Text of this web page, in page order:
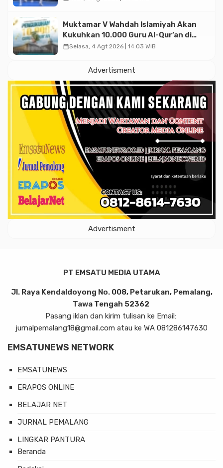
Muktamar V Wahdah Islamiyah Akan
Kukuhkan 10.000 Guru Al-Qur’an di
Masjid Istiqlal
calendar_monthSelasa, 4 Agt 2026 | 14:03 WIB
Advertisment
Advertisment
PT EMSATU MEDIA UTAMA
Jl. Raya Kendaldoyong No. 008, Petarukan, Pemalang,
Tawa Tengah 52362
Pasang iklan dan kirim tulisan ke Email:
jurnalpemalang18@gmail.com atau ke WA 081286147630
EMSATUNEWS NETWORK
EMSATUNEWS
ERAPOS ONLINE
BELAJAR NET
JURNAL PEMALANG
LINGKAR PANTURA
Beranda